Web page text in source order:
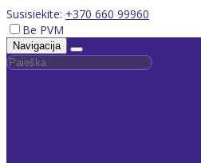
Susisiekite: +370 660 99960
Be PVM
Navigacija